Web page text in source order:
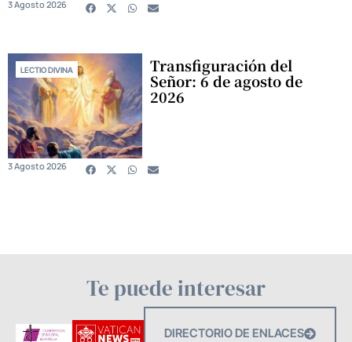
3 Agosto 2026
LECTIO DIVINA Transfiguración del
Señor: 6 de agosto de
2026
3 Agosto 2026
Te puede interesar
DIRECTORIO DE ENLACES